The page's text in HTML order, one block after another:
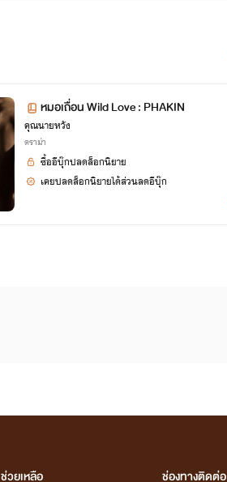
หมอเถื่อน Wild Love : PHAKIN
คุณนายหวัง
ดราม่า
ซื้ออีบุ๊กปลดล็อกนิยาย
เคยปลดล็อกนิยายได้ส่วนลดอีบุ๊ก
ช่วยเหลือ ช่องทางติดต่อ